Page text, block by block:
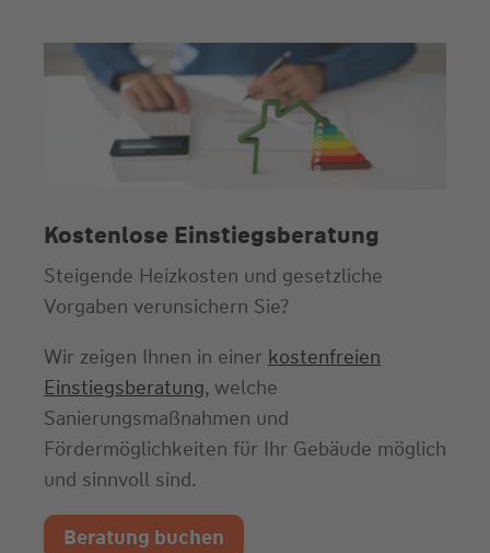
h
n
Kostenlose Einstiegsberatung
Steigende Heizkosten und gesetzliche
Vorgaben verunsichern Sie?
Wir zeigen Ihnen in einer kostenfreien
Einstiegsberatung, welche
Sanierungsmaßnahmen und
Fördermöglichkeiten für Ihr Gebäude möglich
und sinnvoll sind.
Beratung buchen